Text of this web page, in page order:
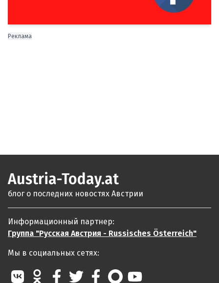
Реклама
Austria-Today.at
блог о последних новостях Австрии
Информационный партнер:
Группа "Русская Австрия - Russisches Österreich"
Мы в социальных сетях: